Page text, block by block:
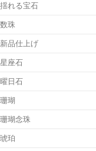
揺れる宝石
数珠
新品仕上げ
星座石
曜日石
珊瑚
珊瑚念珠
琥珀